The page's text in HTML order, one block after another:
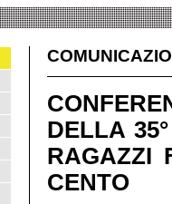
DELLA
RAGAZZI
CENTO